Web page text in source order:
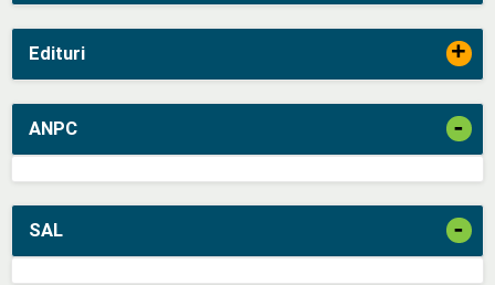
Edituri +
ANPC -
SAL -